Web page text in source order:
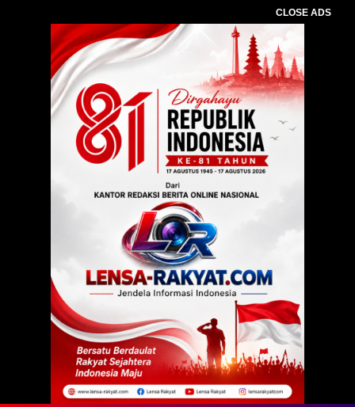
CLOSE ADS